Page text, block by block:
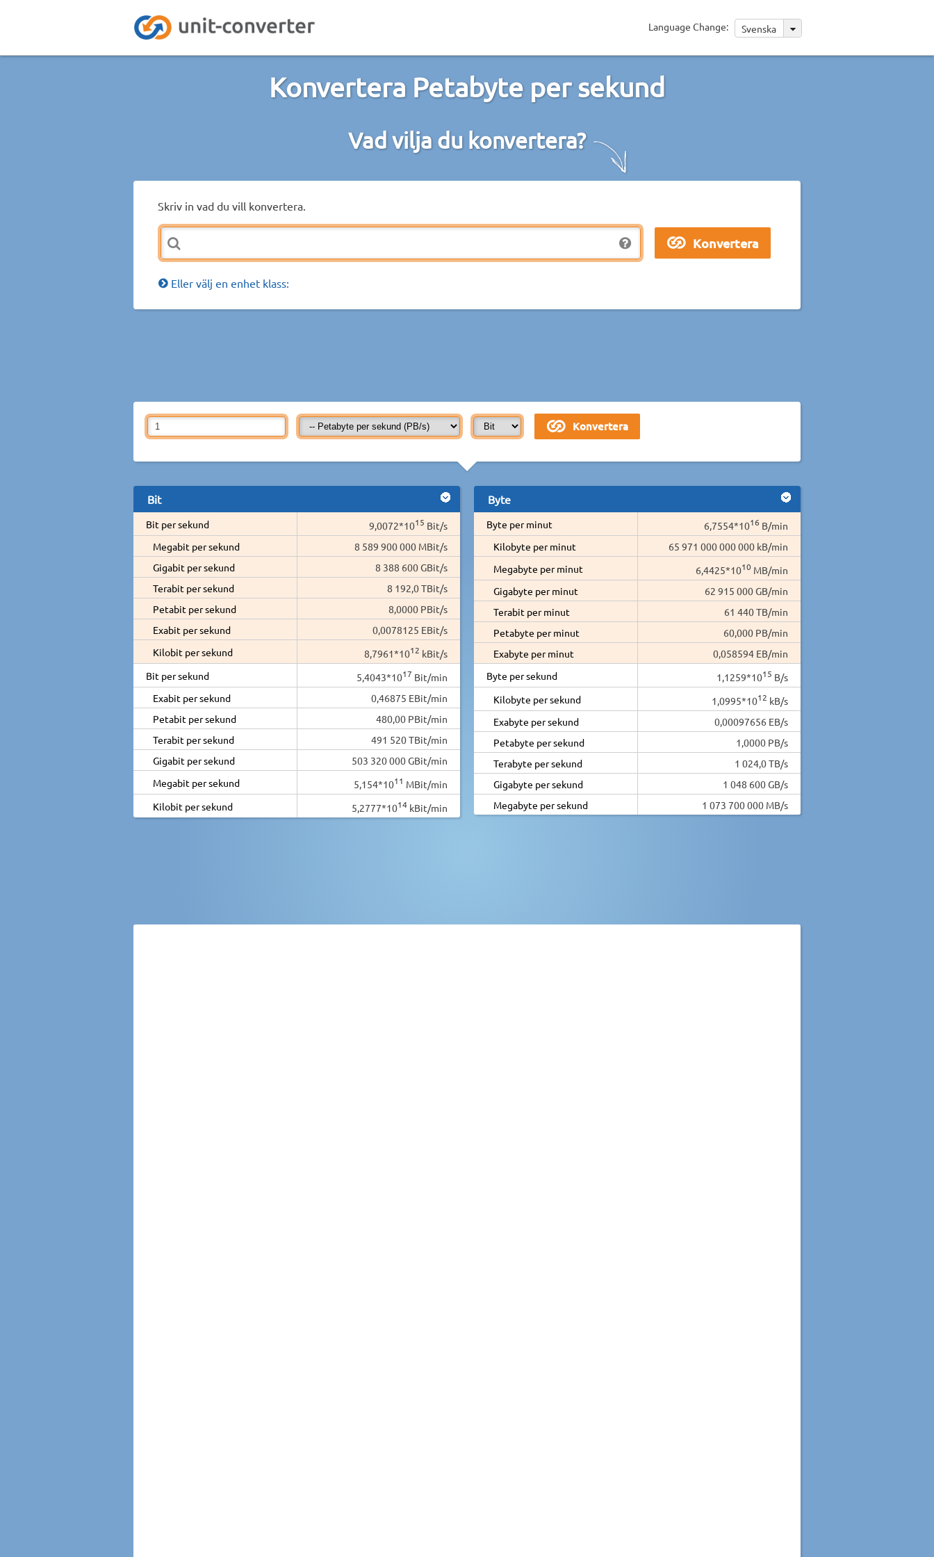
Language Change: Svenska
Konvertera Petabyte per sekund
Vad vilja du konvertera?
Skriv in vad du vill konvertera.
Eller välj en enhet klass:
Bit
Bit per sekund 9,0072*1015 Bit/s
Megabit per sekund
8 589 900 000 MBit/s
Gigabit per sekund
8 388 600 GBit/s
Terabit per sekund
8 192,0 TBit/s
Petabit per sekund
8,0000 PBit/s
Exabit per sekund
0,0078125 EBit/s
Kilobit per sekund
8,7961*1012 kBit/s
Bit per sekund
5,4043*1017 Bit/min
Exabit per sekund
0,46875 EBit/min
Petabit per sekund
480,00 PBit/min
Terabit per sekund
491 520 TBit/min
Gigabit per sekund
503 320 000 GBit/min
Megabit per sekund
5,154*1011 MBit/min
Kilobit per sekund
5,2777*1014 kBit/min
Byte
Byte per minut 6,7554*1016 B/min
Kilobyte per minut
65 971 000 000 000 kB/min
Megabyte per minut
6,4425*1010 MB/min
Gigabyte per minut
62 915 000 GB/min
Terabit per minut
61 440 TB/min
Petabyte per minut
60,000 PB/min
Exabyte per minut
0,058594 EB/min
Byte per sekund
1,1259*1015 B/s
Kilobyte per sekund
1,0995*1012 kB/s
Exabyte per sekund
0,00097656 EB/s
Petabyte per sekund
1,0000 PB/s
Terabyte per sekund
1 024,0 TB/s
Gigabyte per sekund
1 048 600 GB/s
Megabyte per sekund
1 073 700 000 MB/s